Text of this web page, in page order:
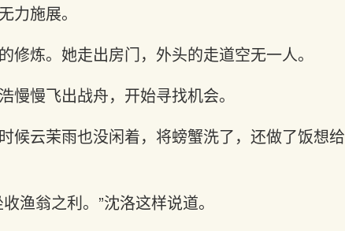
力施展。
炼。她走出房门，外头的走道空无一人。
慢飞出战舟，开始寻找机会。
候云茉雨也没闲着，将螃蟹洗了，还做了饭想给
渔翁之利。”沈洛这样说道。